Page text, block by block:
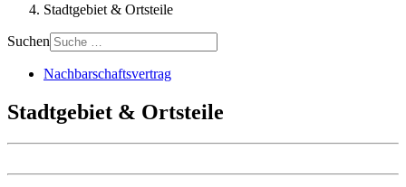
Stadtgebiet & Ortsteile
Suchen
Nachbarschaftsvertrag
Stadtgebiet & Ortsteile